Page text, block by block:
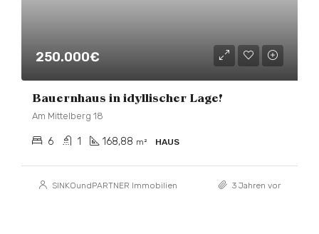
250.000€
Bauernhaus in idyllischer Lage!
Am Mittelberg 18
6 1 168,88 m² HAUS
SINKOundPARTNER Immobilien 3 Jahren vor